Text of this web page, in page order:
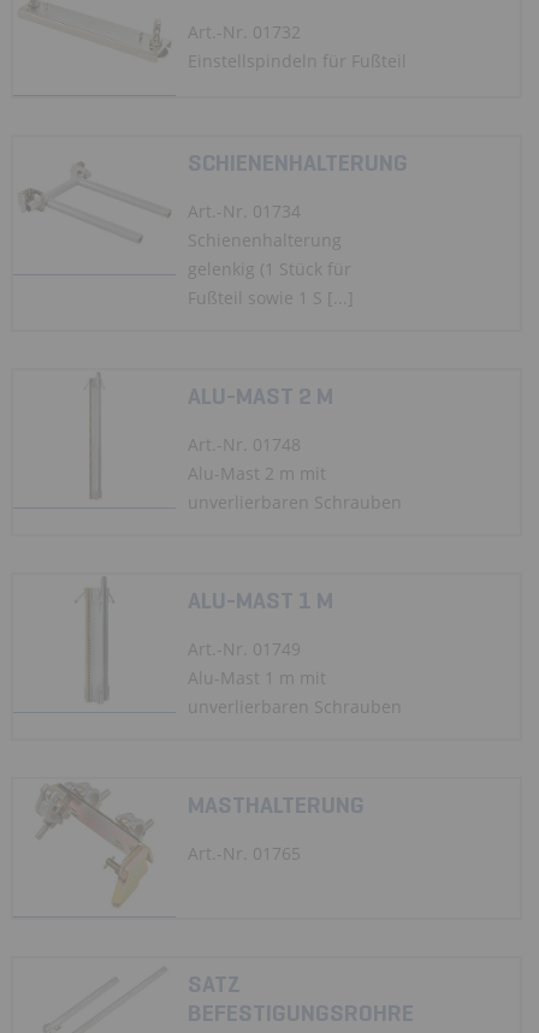
Art.-Nr. 01732
Einstellspindeln für Fußteil
SCHIENENHALTERUNG
Art.-Nr. 01734
Schienenhalterung
gelenkig (1 Stück für
Fußteil sowie 1 S [...]
ALU-MAST 2 M
Art.-Nr. 01748
Alu-Mast 2 m mit
unverlierbaren Schrauben
ALU-MAST 1 M
Art.-Nr. 01749
Alu-Mast 1 m mit
unverlierbaren Schrauben
MASTHALTERUNG
Art.-Nr. 01765
SATZ
BEFESTIGUNGSROHRE